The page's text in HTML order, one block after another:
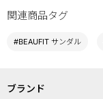
関連商品タグ
#BEAUFIT サンダル
ブランド